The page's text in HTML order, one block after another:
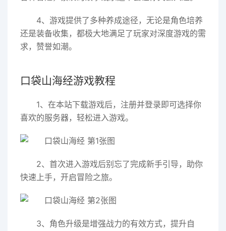
4、游戏提供了多种养成途径，无论是角色培养
还是装备收集，都极大地满足了玩家对深度游戏的需
求，赞誉如潮。
口袋山海经游戏教程
1、在本站下载游戏后，注册并登录即可选择你
喜欢的服务器，轻松进入游戏。
2、首次进入游戏后别忘了完成新手引导，助你
快速上手，开启冒险之旅。
3、角色升级是增强战力的有效方式，提升自